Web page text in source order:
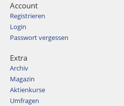
Account
Registrieren
Login
Passwort vergessen
Extra
Archiv
Magazin
Aktienkurse
Umfragen